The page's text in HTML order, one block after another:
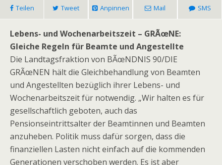
Teilen Tweet Anpinnen Mail SMS
Lebens- und Wochenarbeitszeit – GRÃœNE:
Gleiche Regeln für Beamte und Angestellte
Die Landtagsfraktion von BÃœNDNIS 90/DIE
GRÃœNEN hält die Gleichbehandlung von Beamten
und Angestellten bezüglich ihrer Lebens- und
Wochenarbeitszeit für notwendig. „Wir halten es für
gesellschaftlich geboten, auch das
Pensionseintrittsalter der Beamtinnen und Beamten
anzuheben. Politik muss dafür sorgen, dass die
finanziellen Lasten nicht einfach auf die kommenden
Generationen verschoben werden. Es ist aber